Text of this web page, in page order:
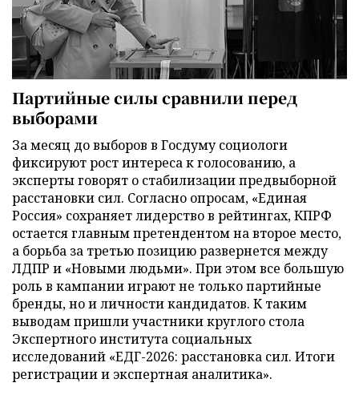
Партийные силы сравнили перед
выборами
За месяц до выборов в Госдуму социологи
фиксируют рост интереса к голосованию, а
эксперты говорят о стабилизации предвыборной
расстановки сил. Согласно опросам, «Единая
Россия» сохраняет лидерство в рейтингах, КПРФ
остается главным претендентом на второе место,
а борьба за третью позицию развернется между
ЛДПР и «Новыми людьми». При этом все большую
роль в кампании играют не только партийные
бренды, но и личности кандидатов. К таким
выводам пришли участники круглого стола
Экспертного института социальных
исследований «ЕДГ-2026: расстановка сил. Итоги
регистрации и экспертная аналитика».